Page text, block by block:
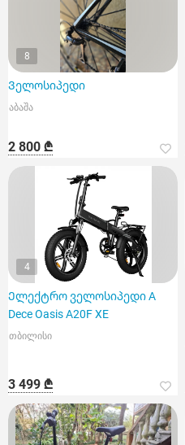
8
Ველოსიპედი
აბაშა
2 800 ₾
4
Ელექტრო ველოსიპედი A
Dece Oasis A20F XE
თბილისი
3 499 ₾